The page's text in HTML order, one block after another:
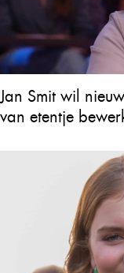
Jan Smit wil
van etentje